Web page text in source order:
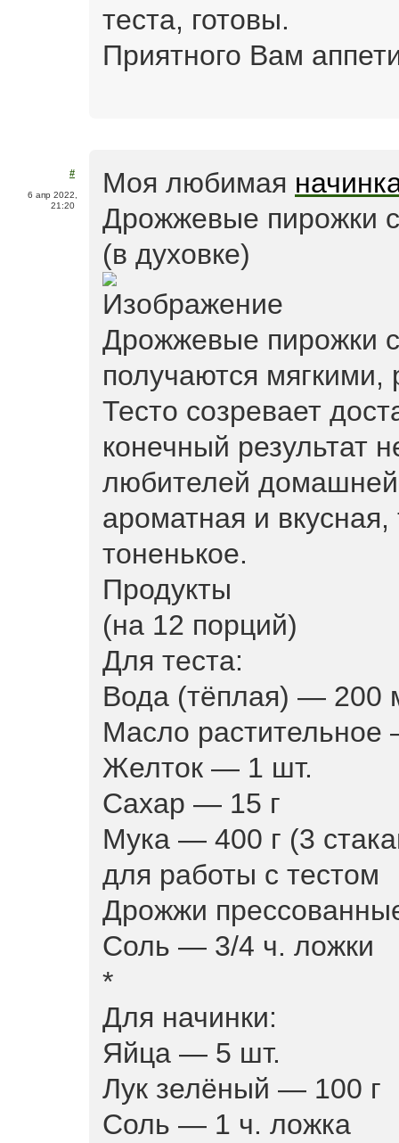
теста, готовы.
Приятного Вам
#
6 апр 2022,
21:20
Моя любимая
Дрожжевые пирожки
(в духовке)
Дрожжевые пирожки
получаются
Тесто созревает
конечный результат
любителей
ароматная и
тоненькое.
Продукты
(на 12 порций)
Для теста:
Вода (тёплая) — 200
Масло
Желток — 1 шт.
Сахар — 15 г
Мука — 400 г (3
для работы с тестом
Дрожжи
Соль — 3/4 ч. ложки
*
Для начинки:
Яйца — 5 шт.
Лук зелёный — 100 г
Соль — 1 ч. ложка